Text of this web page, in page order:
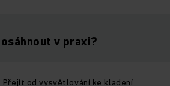
v praxi?
Přejít od vysvětlování ke kladení